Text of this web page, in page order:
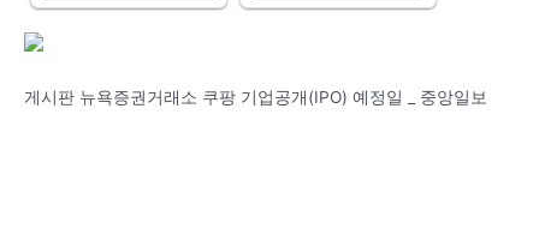
게시판 뉴욕증권거래소 쿠팡 기업공개(IPO) 예정일 _ 중앙일보